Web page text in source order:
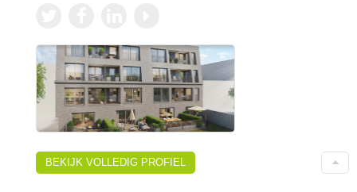
BEKIJK VOLLEDIG PROFIEL